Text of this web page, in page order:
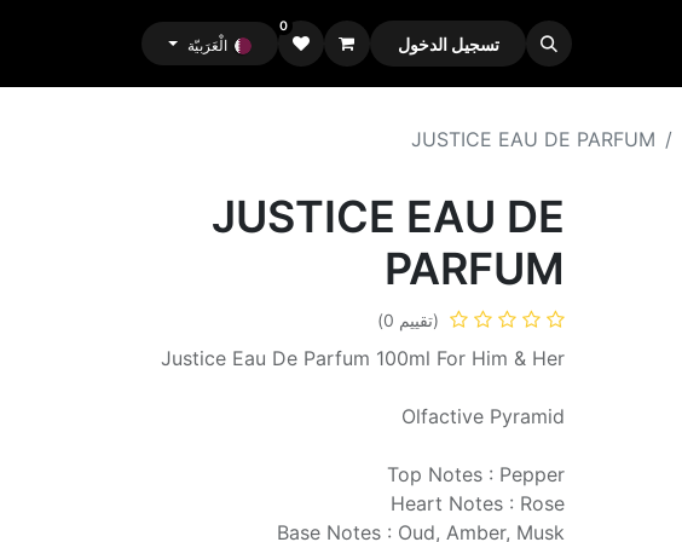
تسجيل الدخول
0
الْعَرَبيّة
JUSTICE EAU DE PARFUM
JUSTICE EAU DE
PARFUM
(تقييم 0)
Justice Eau De Parfum 100ml For Him & Her
Olfactive Pyramid
Top Notes : Pepper
Heart Notes : Rose
Base Notes : Oud, Amber, Musk